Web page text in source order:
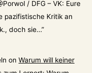
/ DFG – VK: Eure
pazifistische Kritik an
doch sie…”
on Warum will keiner